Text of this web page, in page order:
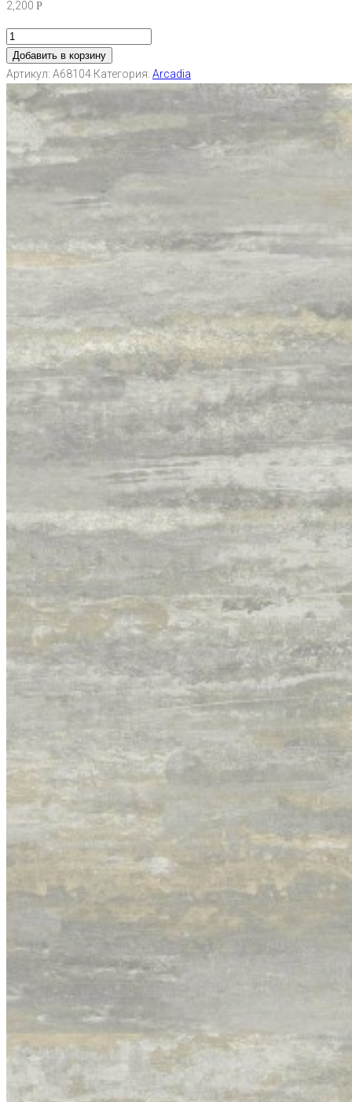
2,200 Р
Добавить в корзину
Артикул: A68104 Категория: Arcadia